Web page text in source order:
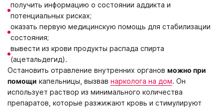
получить информацию о состоянии аддикта и
потенциальных рисках;
оказать первую медицинскую помощь для стабилизации
состояния;
вывести из крови продукты распада спирта
(ацетальдегид).
Остановить отравление внутренних органов можно при
помощи капельницы, вызвав нарколога на дом. Он
использует раствор из минимального количества
препаратов, которые разжижают кровь и стимулируют